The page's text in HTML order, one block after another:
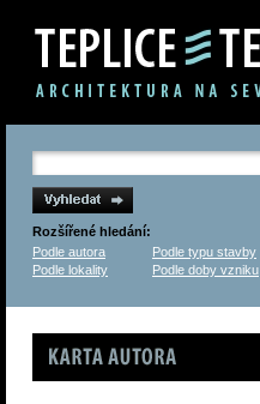
Rozšířené hledání:
Podle autora
Podle typu stavby
Podle lokality
Podle doby vzniku
Karta autora